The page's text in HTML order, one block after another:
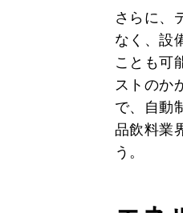
さらに、
なく、設
ことも可
ストのか
で、自動
品飲料業
う。